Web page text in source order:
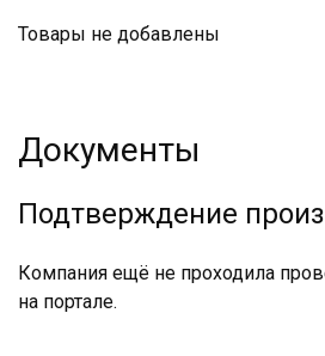
Товары не добавлены
Документы
Подтверждение
Компания ещё не проходила
на портале.